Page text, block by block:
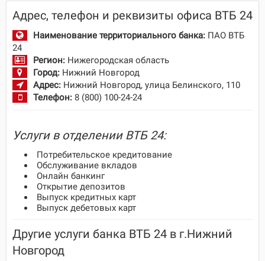
Адрес, телефон и реквизиты офиса ВТБ 24
Наименование территориального банка: ПАО ВТБ
24
Регион: Нижегородская область
Город: Нижний Новгород
Адрес: Нижний Новгород, улица Белинского, 110
Телефон: 8 (800) 100-24-24
Услуги в отделении ВТБ 24:
Потребительское кредитование
Обслуживание вкладов
Онлайн банкинг
Открытие депозитов
Выпуск кредитных карт
Выпуск дебетовых карт
Другие услуги банка ВТБ 24 в г.Нижний
Новгород